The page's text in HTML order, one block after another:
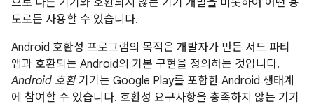
으로 다른 기기와 호환되지 않는 기기 개발을 비롯하여 어떤 용
도로든 사용할 수 있습니다.
Android 호환성 프로그램의 목적은 개발자가 만든 서드 파티
앱과 호환되는 Android의 기본 구현을 정의하는 것입니다.
Android 호환기기는 Google Play를 포함한 Android 생태계
에 참여할 수 있습니다. 호환성 요구사항을 충족하지 않는 기기